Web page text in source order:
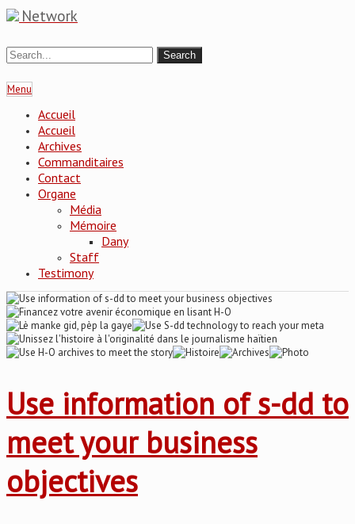
Network
Menu
Accueil
Accueil
Archives
Commanditaires
Contact
Organe
Média
Mémoire
Dany
Staff
Testimony
Use information of s-dd to
meet your business
objectives